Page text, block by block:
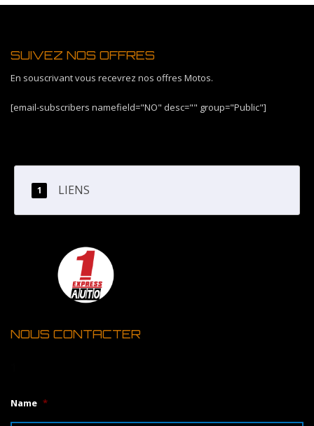
SUIVEZ NOS OFFRES
En souscrivant vous recevrez nos offres Motos.
[email-subscribers namefield="NO" desc="" group="Public"]
LIENS
NOUS CONTACTER
Name *